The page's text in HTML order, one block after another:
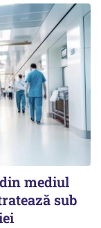
mediul
sub